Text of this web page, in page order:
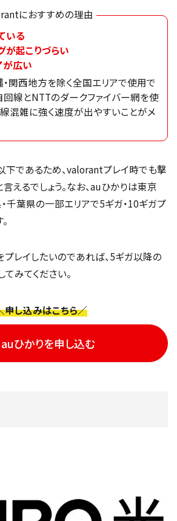
におすすめの理由
いる
が起こりづらい
が広い
関西地方を除く全国エリアで使用で
回線とNTTのダークファイバー網を使
混雑に強く速度が出やすいことがメ
であるため、valorantプレイ時でも撃
えるでしょう。なお、auひかりは東京
千葉県の一部エリアで5ギガ・10ギガプ
レイしたいのであれば、5ギガ以降の
みてください。
申し込みはこちら／
auひかりを申し込む